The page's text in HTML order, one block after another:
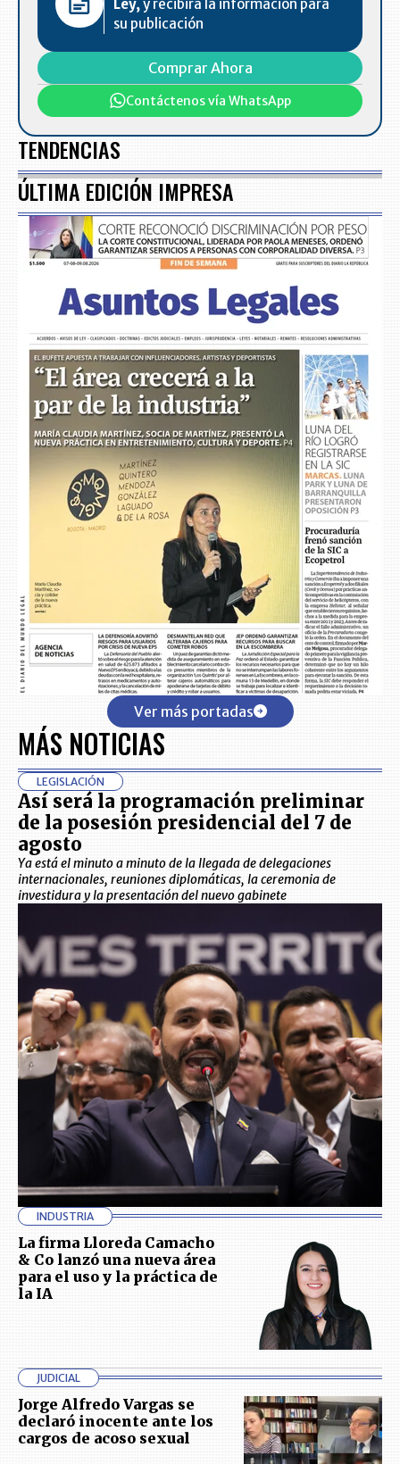
Ley,y recibirá la información para
su publicación
Comprar Ahora
Contáctenos vía WhatsApp
TENDENCIAS
ÚLTIMA EDICIÓN IMPRESA
Ver más portadas
MÁS NOTICIAS
LEGISLACIÓN
Así será la programación preliminar
de la posesión presidencial del 7 de
agosto
Ya está el minuto a minuto de la llegada de delegaciones
internacionales, reuniones diplomáticas, la ceremonia de
investidura y la presentación del nuevo gabinete
INDUSTRIA
La firma Lloreda Camacho
& Co lanzó una nueva área
para el uso y la práctica de
la IA
JUDICIAL
Jorge Alfredo Vargas se
declaró inocente ante los
cargos de acoso sexual